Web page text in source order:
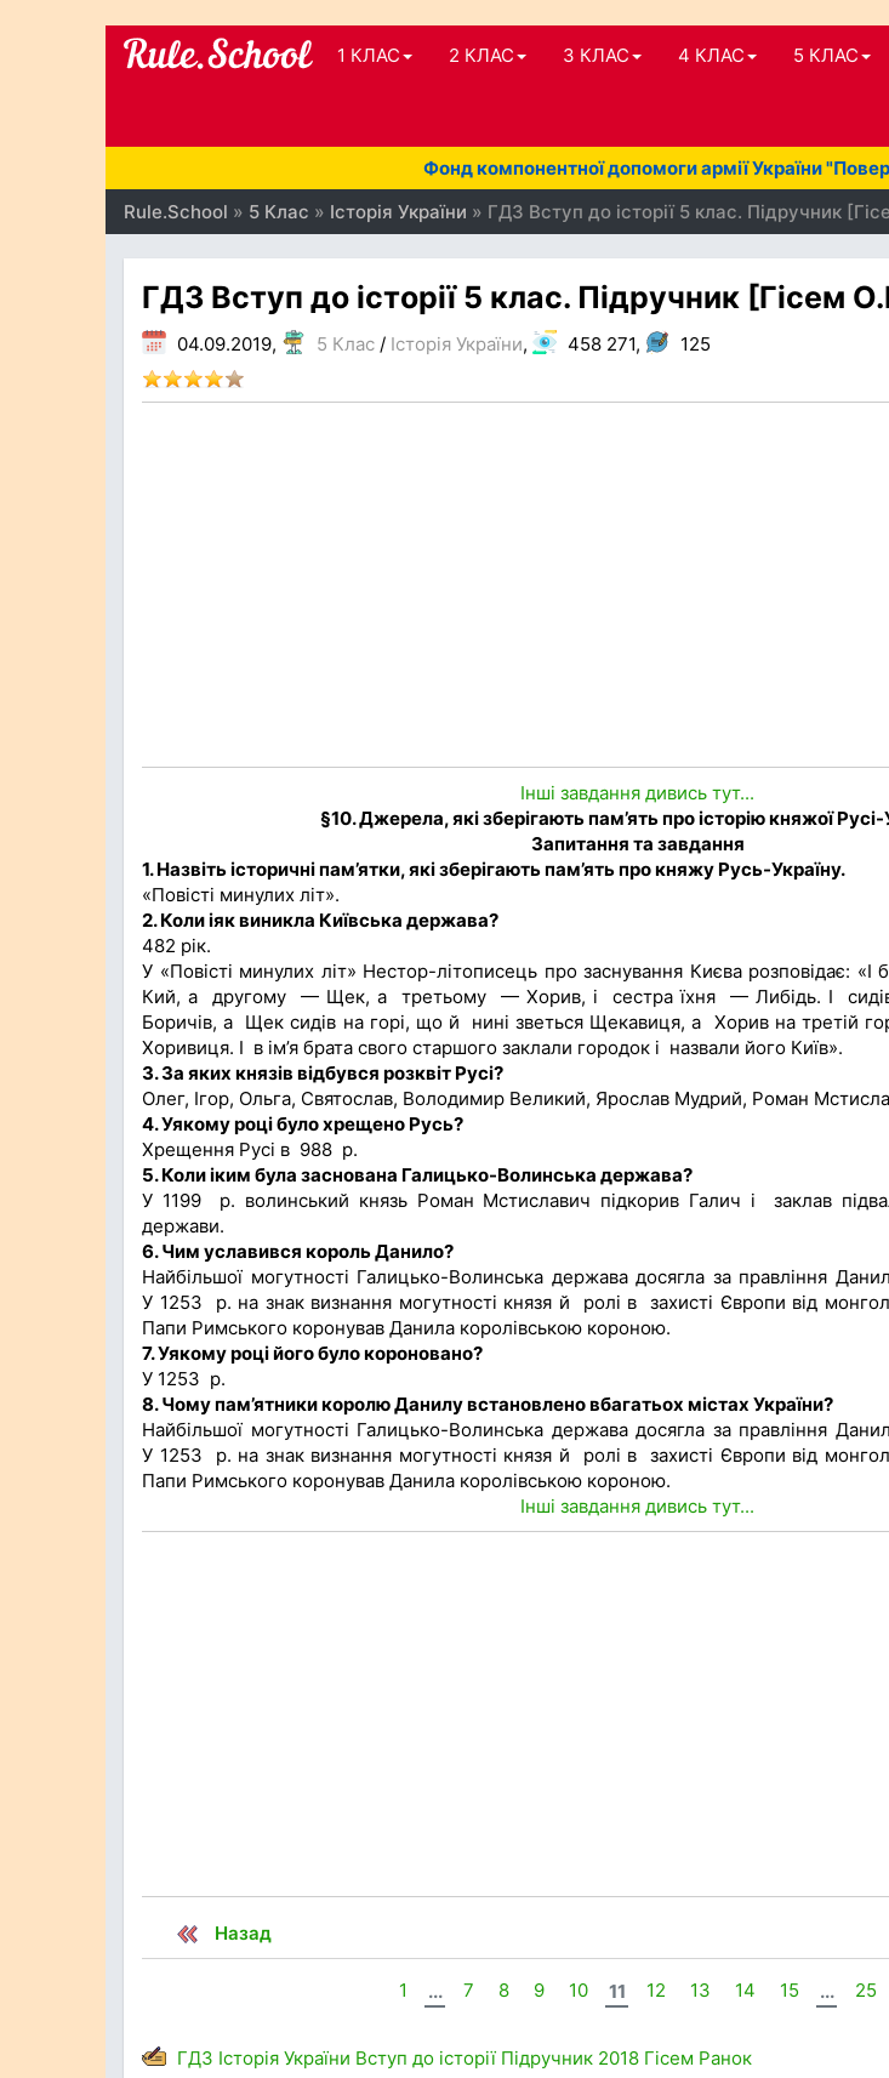
1 КЛАС 2 КЛАС 3 КЛАС 4 КЛАС 5 КЛАС
Фонд компонентної допомоги армії України
Rule.School » 5 Клас » Історія України » ГДЗ Вступ до історії 5 клас. Підручник
ГДЗ Вступ до історії 5 клас. Підручник [Гісем
04.09.2019, 5 Клас / Історія України, 458 271, 125
Інші завдання дивись тут...
§10. Джерела, які зберігають пам’ять про історію княжої Русі-
Запитання та завдання
1. Назвіть історичні пам’ятки, які зберігають пам’ять про княжу Русь-Україну.
«Повісті минулих літ».
2. Коли іяк виникла Київська держава?
482 рік.
У «Повісті минулих літ» Нестор-літописець про заснування Києва розповідає: «І
Кий, а другому — Щек, а третьому — Хорив, і сестра їхня — Либідь. І сидів
Боричів, а Щек сидів на горі, що й нині зветься Щекавиця, а Хорив на третій
Хоривиця. І в ім’я брата свого старшого заклали городок і назвали його Київ».
3. За яких князів відбувся розквіт Русі?
Олег, Ігор, Ольга, Святослав, Володимир Великий, Ярослав Мудрий, Роман
4. Уякому році було хрещено Русь?
Хрещення Русі в 988 р.
5. Коли іким була заснована Галицько-Волинська держава?
У 1199 р. волинський князь Роман Мстиславич підкорив Галич і заклав
держави.
6. Чим уславився король Данило?
Найбільшої могутності Галицько-Волинська держава досягла за правління
У 1253 р. на знак визнання могутності князя й ролі в захисті Європи від
Папи Римського коронував Данила королівською короною.
7. Уякому році його було короновано?
У 1253 р.
8. Чому пам’ятники королю Данилу встановлено вбагатьох містах України?
Найбільшої могутності Галицько-Волинська держава досягла за правління
У 1253 р. на знак визнання могутності князя й ролі в захисті Європи від
Папи Римського коронував Данила королівською короною.
Інші завдання дивись тут...
Назад
1 ... 7 8 9 10 11 12 13 14 15 ... 25
ГДЗ Історія України Вступ до історії Підручник 2018 Гісем Ранок